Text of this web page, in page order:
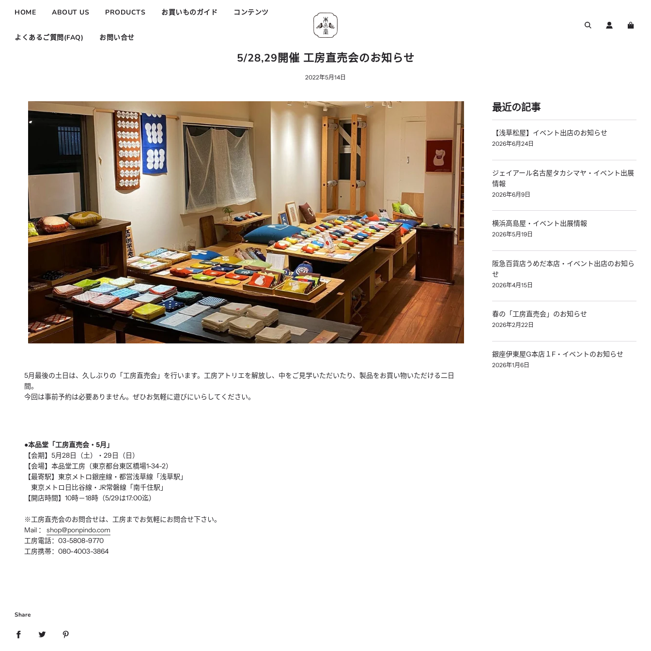
HOME ABOUT US PRODUCTS お買いものガイド コンテンツ
よくあるご質問(FAQ) お問い合せ
5/28,29開催 工房直売会のお知らせ
2022年5月14日
5月最後の土日は、久しぶりの「工房直売会」を行います。 工房アトリエを解放し、中をご見学いただいたり、 製品をお買い物いただける二日
間。
今回は事前予約は必要ありません。 ぜひお気軽に遊びにいらしてください。
●本品堂「工房直売会・5月」
【会期】5月28日（土）・29日（日）
【会場】本品堂工房（東京都台東区橋場1-34-2）
【最寄駅】東京メトロ銀座線・都営浅草線「浅草駅」
東京メトロ日比谷線・JR常磐線「南千住駅」
【開店時間】10時－18時（5/29は17:00迄）
※工房直売会のお問合せは、工房までお気軽にお問合せ下さい。
Mail ： shop@ponpindo.com
工房電話：03-5808-9770
工房携帯：080-4003-3864
Share
最近の記事
【浅草松屋】イベント出店のお知らせ
2026年6月24日
ジェイアール名古屋タカシマヤ・イベント出展
情報
2026年6月9日
横浜高島屋・イベント出展情報
2026年5月19日
阪急百貨店うめだ本店・イベント出店のお知ら
せ
2026年4月15日
春の「工房直売会」のお知らせ
2026年2月22日
銀座伊東屋G本店１F・イベントのお知らせ
2026年1月6日